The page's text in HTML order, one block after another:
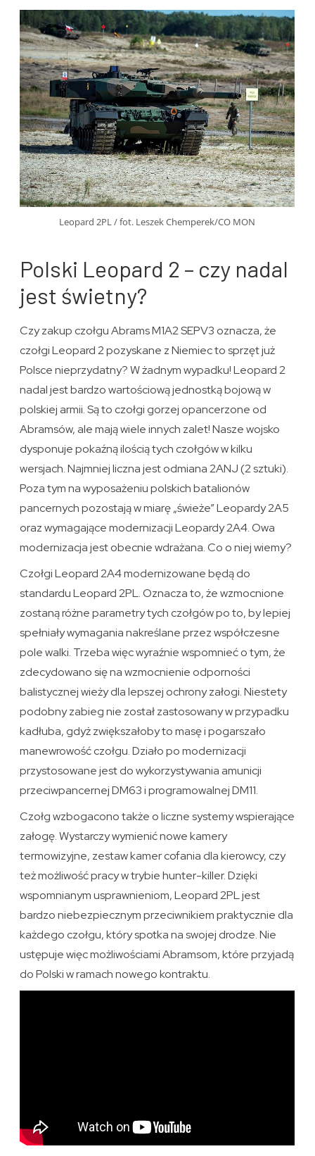
Leopard 2PL / fot. Leszek Chemperek/CO MON
Polski Leopard 2 – czy nadal
jest świetny?
Czy zakup czołgu Abrams M1A2 SEPV3 oznacza, że
czołgi Leopard 2 pozyskane z Niemiec to sprzęt już
Polsce nieprzydatny? W żadnym wypadku! Leopard 2
nadal jest bardzo wartościową jednostką bojową w
polskiej armii. Są to czołgi gorzej opancerzone od
Abramsów, ale mają wiele innych zalet! Nasze wojsko
dysponuje pokaźną ilością tych czołgów w kilku
wersjach. Najmniej liczna jest odmiana 2ANJ (2 sztuki).
Poza tym na wyposażeniu polskich batalionów
pancernych pozostają w miarę „świeże” Leopardy 2A5
oraz wymagające modernizacji Leopardy 2A4. Owa
modernizacja jest obecnie wdrażana. Co o niej wiemy?
Czołgi Leopard 2A4 modernizowane będą do
standardu Leopard 2PL. Oznacza to, że wzmocnione
zostaną różne parametry tych czołgów po to, by lepiej
spełniały wymagania nakreślane przez współczesne
pole walki. Trzeba więc wyraźnie wspomnieć o tym, że
zdecydowano się na wzmocnienie odporności
balistycznej wieży dla lepszej ochrony załogi. Niestety
podobny zabieg nie został zastosowany w przypadku
kadłuba, gdyż zwiększałoby to masę i pogarszało
manewrowość czołgu. Działo po modernizacji
przystosowane jest do wykorzystywania amunicji
przeciwpancernej DM63 i programowalnej DM11.
Czołg wzbogacono także o liczne systemy wspierające
załogę. Wystarczy wymienić nowe kamery
termowizyjne, zestaw kamer cofania dla kierowcy, czy
też możliwość pracy w trybie hunter-killer. Dzięki
wspomnianym usprawnieniom, Leopard 2PL jest
bardzo niebezpiecznym przeciwnikiem praktycznie dla
każdego czołgu, który spotka na swojej drodze. Nie
ustępuje więc możliwościami Abramsom, które przyjadą
do Polski w ramach nowego kontraktu.